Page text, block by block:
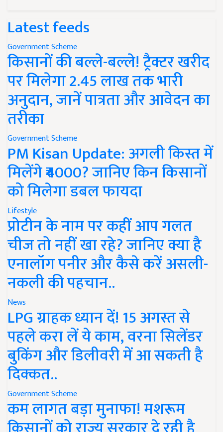
Latest feeds
Government Scheme
किसानों की बल्ले-बल्ले! ट्रैक्टर खरीद
पर मिलेगा 2.45 लाख तक भारी
अनुदान, जानें पात्रता और आवेदन का
तरीका
Government Scheme
PM Kisan Update: अगली किस्त में
मिलेंगे ₹4000? जानिए किन किसानों
को मिलेगा डबल फायदा
Lifestyle
प्रोटीन के नाम पर कहीं आप गलत
चीज तो नहीं खा रहे? जानिए क्या है
एनालॉग पनीर और कैसे करें असली-
नकली की पहचान..
News
LPG ग्राहक ध्यान दें! 15 अगस्त से
पहले करा लें ये काम, वरना सिलेंडर
बुकिंग और डिलीवरी में आ सकती है
दिक्कत..
Government Scheme
कम लागत बड़ा मुनाफा! मशरूम